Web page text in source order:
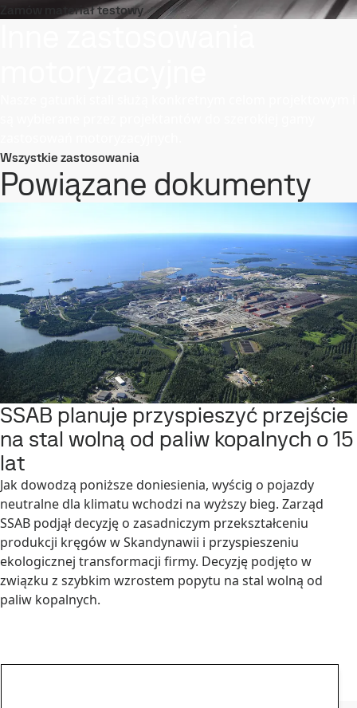
Zamów materiał testowy
Wszystkie zastosowania
Powiązane dokumenty
SSAB planuje przyspieszyć przejście
na stal wolną od paliw kopalnych o 15
lat
Jak dowodzą poniższe doniesienia, wyścig o pojazdy
neutralne dla klimatu wchodzi na wyższy bieg. Zarząd
SSAB podjął decyzję o zasadniczym przekształceniu
produkcji kręgów w Skandynawii i przyspieszeniu
ekologicznej transformacji firmy. Decyzję podjęto w
związku z szybkim wzrostem popytu na stal wolną od
paliw kopalnych.